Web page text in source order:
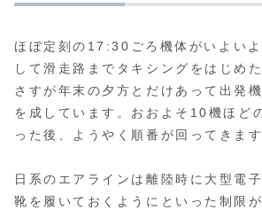
ほぼ定刻の17:30ごろ機体がいよい
して滑走路までタキシングをはじめ
さすが年末の夕方とだけあって出発
を成しています。おおよそ10機ほど
った後、ようやく順番が回ってきます
日系のエアラインは離陸時に大型電
靴を履いておくようにといった制限